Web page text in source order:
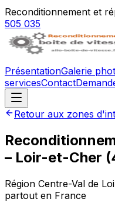
Reconditionnement et
505 035
PrésentationGalerie
servicesContact
Retour aux zones
– Loir-et-Cher (
Région Centre-Val de
partout en France